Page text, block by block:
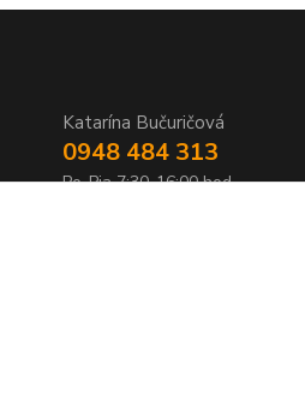
Katarína Bučuričová
0948 484 313
Po-Pia 7:30-16:00 hod